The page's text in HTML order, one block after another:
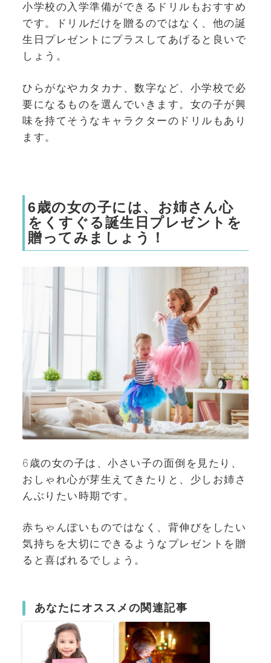
小学校の入学準備ができるドリルもおすすめ
です。ドリルだけを贈るのではなく、他の誕
生日プレゼントにプラスしてあげると良いで
しょう。
ひらがなやカタカナ、数字など、小学校で必
要になるものを選んでいきます。女の子が興
味を持てそうなキャラクターのドリルもあり
ます。
6歳の女の子には、お姉さん心
をくすぐる誕生日プレゼントを
贈ってみましょう！
6歳の女の子は、小さい子の面倒を見たり、
おしゃれ心が芽生えてきたりと、少しお姉さ
んぶりたい時期です。
赤ちゃんぽいものではなく、背伸びをしたい
気持ちを大切にできるようなプレゼントを贈
ると喜ばれるでしょう。
あなたにオススメの関連記事